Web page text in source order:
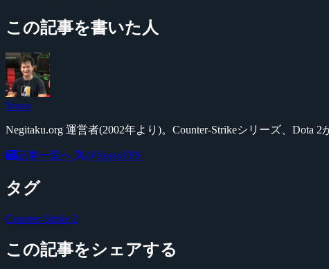
この記事を書いた人
Yossy
Negitaku.org 運営者(2002年より)。Counter-Strikeシリーズ、
記事一覧へ @YossyFPS
タグ
Counter-Strike 2
この記事をシェアする